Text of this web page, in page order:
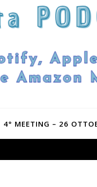
4° MEETING – 26